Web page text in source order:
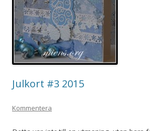
Julkort #3 2015
Kommentera